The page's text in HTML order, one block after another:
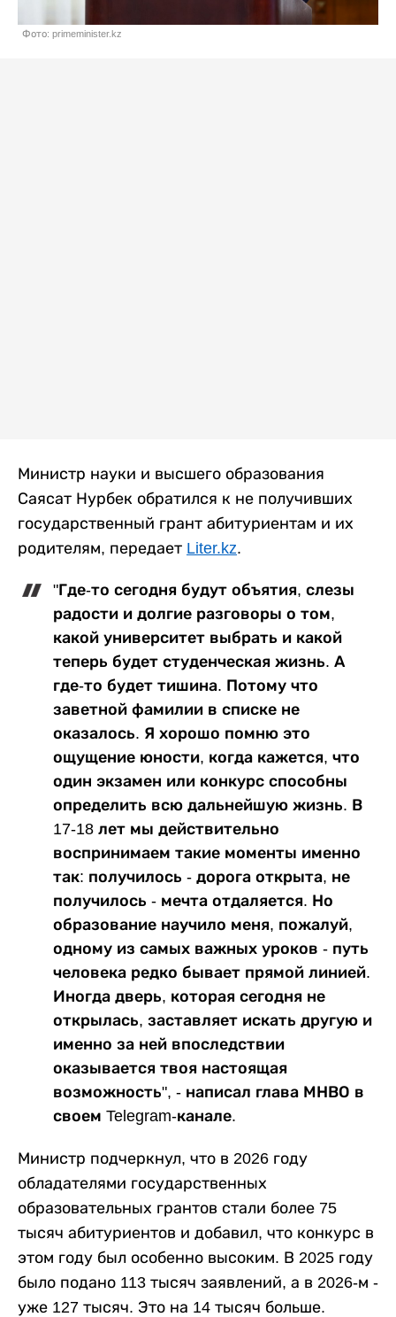
Фото: primeminister.kz
Министр науки и высшего образования
Саясат Нурбек обратился к не получивших
государственный грант абитуриентам и их
родителям, передает Liter.kz.
"Где-то сегодня будут объятия, слезы
радости и долгие разговоры о том,
какой университет выбрать и какой
теперь будет студенческая жизнь. А
где-то будет тишина. Потому что
заветной фамилии в списке не
оказалось. Я хорошо помню это
ощущение юности, когда кажется, что
один экзамен или конкурс способны
определить всю дальнейшую жизнь. В
17-18 лет мы действительно
воспринимаем такие моменты именно
так: получилось - дорога открыта, не
получилось - мечта отдаляется. Но
образование научило меня, пожалуй,
одному из самых важных уроков - путь
человека редко бывает прямой линией.
Иногда дверь, которая сегодня не
открылась, заставляет искать другую и
именно за ней впоследствии
оказывается твоя настоящая
возможность", - написал глава МНВО в
своем Telegram-канале.
Министр подчеркнул, что в 2026 году
обладателями государственных
образовательных грантов стали более 75
тысяч абитуриентов и добавил, что конкурс в
этом году был особенно высоким. В 2025 году
было подано 113 тысяч заявлений, а в 2026-м -
уже 127 тысяч. Это на 14 тысяч больше.